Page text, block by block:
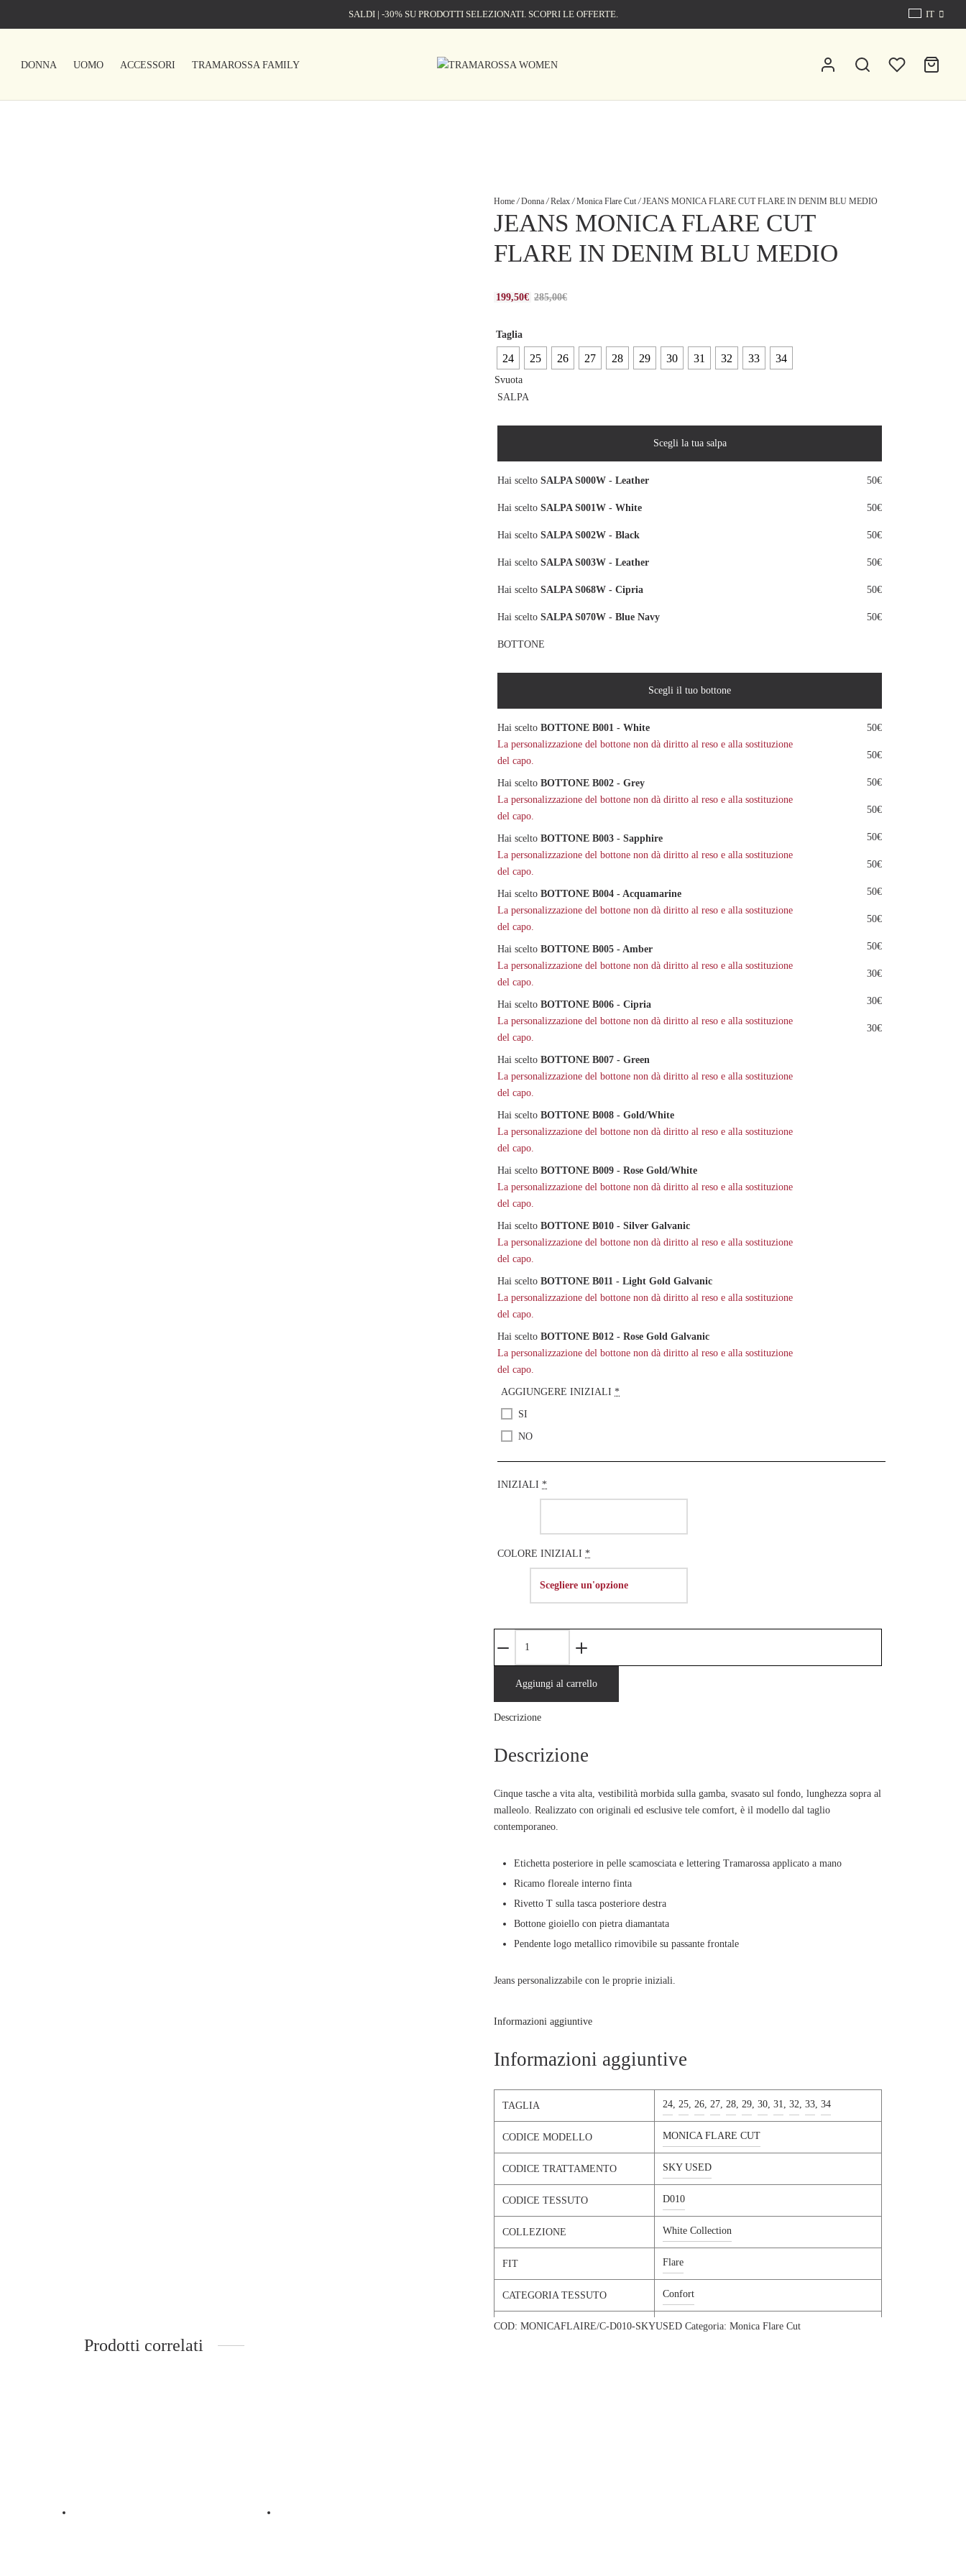
SALDI | -30% SU PRODOTTI SELEZIONATI. SCOPRI LE OFFERTE. IT
DONNA UOMO ACCESSORI TRAMAROSSA FAMILY
Home / Donna / Relax / Monica Flare Cut /JEANS MONICA FLARE CUT FLARE IN DENIM BLU MEDIO
JEANS MONICA FLARE CUT
FLARE IN DENIM BLU MEDIO
199,50€ 285,00€
Taglia
24 25 26 27 28 29 30 31 32 33 34
Svuota
SALPA
Scegli la tua salpa
Hai scelto SALPA S000W - Leather 50€
Hai scelto SALPA S001W - White 50€
Hai scelto SALPA S002W - Black 50€
Hai scelto SALPA S003W - Leather 50€
Hai scelto SALPA S068W - Cipria 50€
Hai scelto SALPA S070W - Blue Navy 50€
BOTTONE
Scegli il tuo bottone
Hai scelto BOTTONE B001 - White
La personalizzazione del bottone non dà diritto al reso e alla sostituzione
del capo.
50€
Hai scelto BOTTONE B002 - Grey
La personalizzazione del bottone non dà diritto al reso e alla sostituzione
del capo.
50€
Hai scelto BOTTONE B003 - Sapphire
La personalizzazione del bottone non dà diritto al reso e alla sostituzione
del capo.
50€
Hai scelto BOTTONE B004 - Acquamarine
La personalizzazione del bottone non dà diritto al reso e alla sostituzione
del capo.
50€
Hai scelto BOTTONE B005 - Amber
La personalizzazione del bottone non dà diritto al reso e alla sostituzione
del capo.
50€
Hai scelto BOTTONE B006 - Cipria
La personalizzazione del bottone non dà diritto al reso e alla sostituzione
del capo.
50€
Hai scelto BOTTONE B007 - Green
La personalizzazione del bottone non dà diritto al reso e alla sostituzione
del capo.
50€
Hai scelto BOTTONE B008 - Gold/White
La personalizzazione del bottone non dà diritto al reso e alla sostituzione
del capo.
50€
Hai scelto BOTTONE B009 - Rose Gold/White
La personalizzazione del bottone non dà diritto al reso e alla sostituzione
del capo.
50€
Hai scelto BOTTONE B010 - Silver Galvanic
La personalizzazione del bottone non dà diritto al reso e alla sostituzione
del capo.
30€
Hai scelto BOTTONE B011 - Light Gold Galvanic
La personalizzazione del bottone non dà diritto al reso e alla sostituzione
del capo.
30€
Hai scelto BOTTONE B012 - Rose Gold Galvanic
La personalizzazione del bottone non dà diritto al reso e alla sostituzione
del capo.
30€
AGGIUNGERE INIZIALI *
SI
NO
INIZIALI *
COLORE INIZIALI *
MONICA
CUT
FLARE
IN
BLU
Aggiungi al carrello
Descrizione
Descrizione
Cinque tasche a vita alta, vestibilità morbida sulla gamba, svasato sul fondo, lunghezza sopra al
malleolo. Realizzato con originali ed esclusive tele comfort, è il modello dal taglio
contemporaneo.
Etichetta posteriore in pelle scamosciata e lettering Tramarossa applicato a mano
Ricamo floreale interno finta
Rivetto T sulla tasca posteriore destra
Bottone gioiello con pietra diamantata
Pendente logo metallico rimovibile su passante frontale
Jeans personalizzabile con le proprie iniziali.
Iniziali Nikel lucido incluse.
La modella è alta 1.75 e veste la taglia 27.
Informazioni aggiuntive
Informazioni aggiuntive
TAGLIA 24,25,26,27,28,29,30,31,32,33,34
CODICE MODELLO MONICA FLARE CUT
CODICE TRATTAMENTO SKY USED
CODICE TESSUTO D010
COLLEZIONE White Collection
FIT Flare
CATEGORIA TESSUTO Confort
TESSUTO Denim
COD: MONICAFLAIRE/C-D010-SKYUSED Categoria: Monica Flare Cut
Prodotti correlati